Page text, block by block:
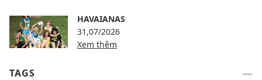
HAVAIANAS
31,07/2026
Xem thêm
TAGS